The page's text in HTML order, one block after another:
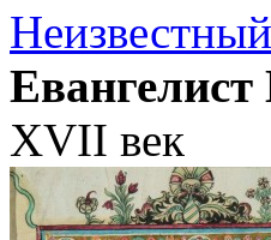
XVII век